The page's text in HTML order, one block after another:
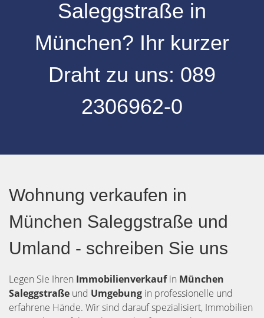
Saleggstraße in
München? Ihr kurzer
Draht zu uns: 089
2306962-0
Wohnung verkaufen in
München Saleggstraße und
Umland - schreiben Sie uns
Legen Sie Ihren Immobilienverkaufin München
Saleggstraße und Umgebung in professionelle und
erfahrene Hände. Wir sind darauf spezialisiert, Immobilien